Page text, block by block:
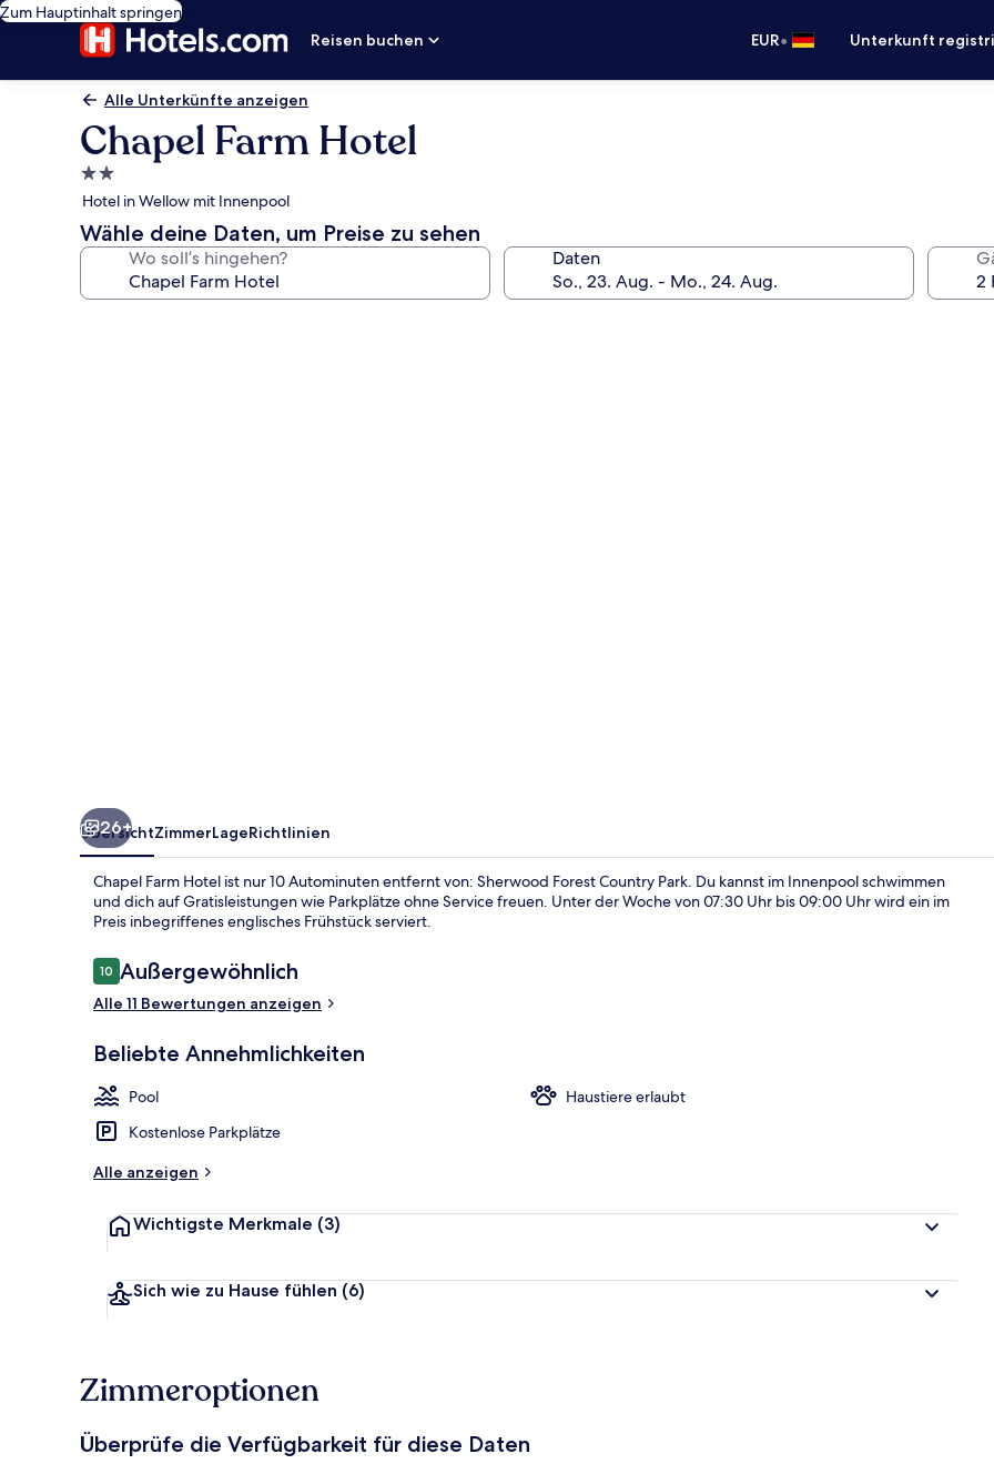
Zum Hauptinhalt springen
Reisen buchen
EUR• Unterkunft
Alle Unterkünfte anzeigen
Chapel Farm Hotel
2.0-
Sterne-
Unterkunft
Hotel in Wellow mit Innenpool
Wähle deine Daten, um Preise zu sehen
Wo soll’s hingehen? Daten
Superior-
26+
ÜbersichtZimmerLageRichtlinien
Chapel Farm Hotel ist nur 10 Autominuten entfernt von: Sherwood Forest Country Park. Du kannst im Innenpool schwimmen
und dich auf Gratisleistungen wie Parkplätze ohne Service freuen. Unter der Woche von 07:30 Uhr bis 09:00 Uhr wird ein im
Preis inbegriffenes englisches Frühstück serviert.
Bewertungen
1010 von 10.
Außergewöhnlich
Alle 11 Bewertungen anzeigen
Beliebte Annehmlichkeiten
Pool
Haustiere erlaubt
Kostenlose Parkplätze
Alle anzeigen
Wichtigste Merkmale (3)
Sich wie zu Hause fühlen (6)
Zimmeroptionen
Überprüfe die Verfügbarkeit für diese Daten